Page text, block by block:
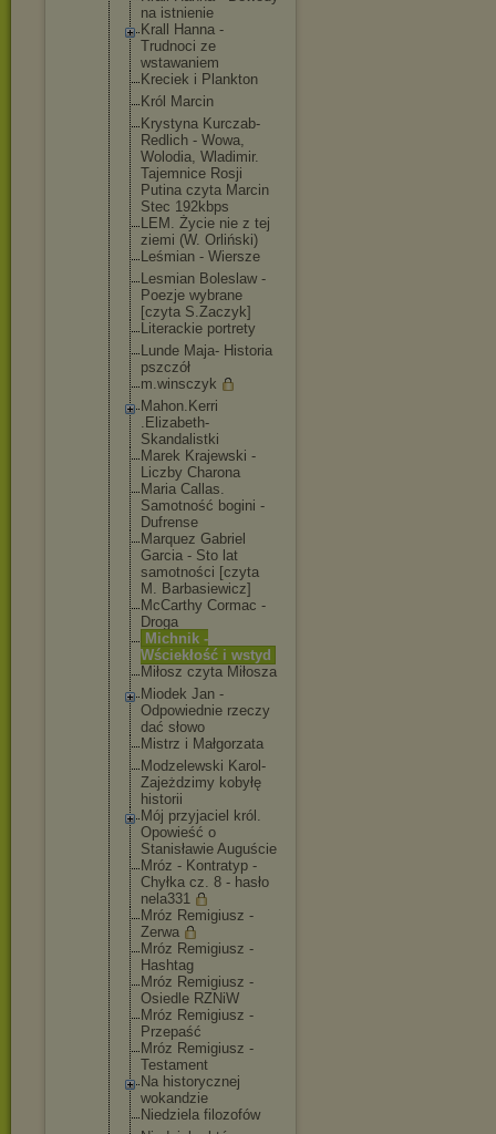
na istnienie
Krall Hanna -
Trudnoci ze
wstawaniem
Kreciek i Plankton
Król Marcin
Krystyna Kurczab-
Red lich - Wowa,
Wolodia, Wladimir.
Tajemnice Rosji
Putina czyta Marcin
Stec 192kbps
LEM. Życie nie z tej
ziemi (W. Orliński)
Leśmian - Wiersze
Lesmian Boleslaw -
Poezje wybrane
[czyta S.Zaczyk]
Literackie portrety
Lunde Maja- Historia
pszczół
m.winsczyk
Mahon.Kerri
.Elizabeth-
Skandalistki
Marek Krajewski -
Liczby Charona
Maria Callas.
Samotność bogini -
Dufrense
Marquez Gabriel
Garcia - Sto lat
samotności [czyta
M. Barbasiewicz]
McCarthy Cormac -
Droga
Michnik -
Wściekłość i wstyd
Miłosz czyta Miłosza
Miodek Jan -
Odpowiednie rzeczy
dać słowo
Mistrz i Małgorzata
Modzelewski Karol-
Zajeżdzimy kobyłę
historii
Mój przyjaciel król.
Opowieść o
Stanisławie Auguście
Mróz - Kontratyp -
Chyłka cz. 8 - hasło
nela331
Mróz Remigiusz -
Zerwa
Mróz Remigiusz -
Hashtag
Mróz Remigiusz -
Osiedle RZNiW
Mróz Remigiusz -
Przepaść
Mróz Remigiusz -
Testament
Na historycznej
wokandzie
Niedziela filozofów